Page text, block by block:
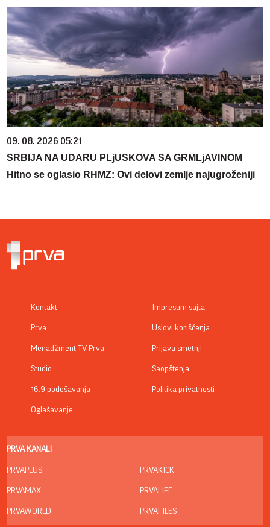
09. 08. 2026 05:21
SRBIJA NA UDARU PLjUSKOVA SA GRMLjAVINOM
Hitno se oglasio RHMZ: Ovi delovi zemlje najugroženiji
Kontakt
Prva
Menadžment TV Prva
Studio
16:9 podešavanja
Oglašavanje
Impresum sajta
Uslovi korišćenja
Prijava smetnji
Saopštenja
Politika privatnosti
PRVA KANALI
PRVAPLUS
PRVAMAX
PRVAWORLD
PRVAKICK
PRVALIFE
PRVAFILES